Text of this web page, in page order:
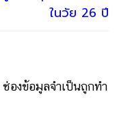
ในวัย 26 ปี
ช่องข้อมูลจำเป็นถูกทำ